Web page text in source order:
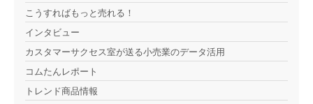
こうすればもっと売れる！
インタビュー
カスタマーサクセス室が送る小売業のデータ活用
コムたんレポート
トレンド商品情報